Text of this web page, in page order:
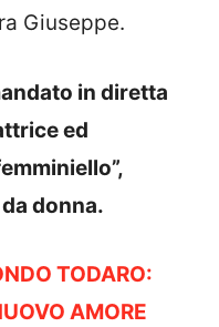
Giuseppe.
in diretta
ed
donna.
TODARO:
AMORE